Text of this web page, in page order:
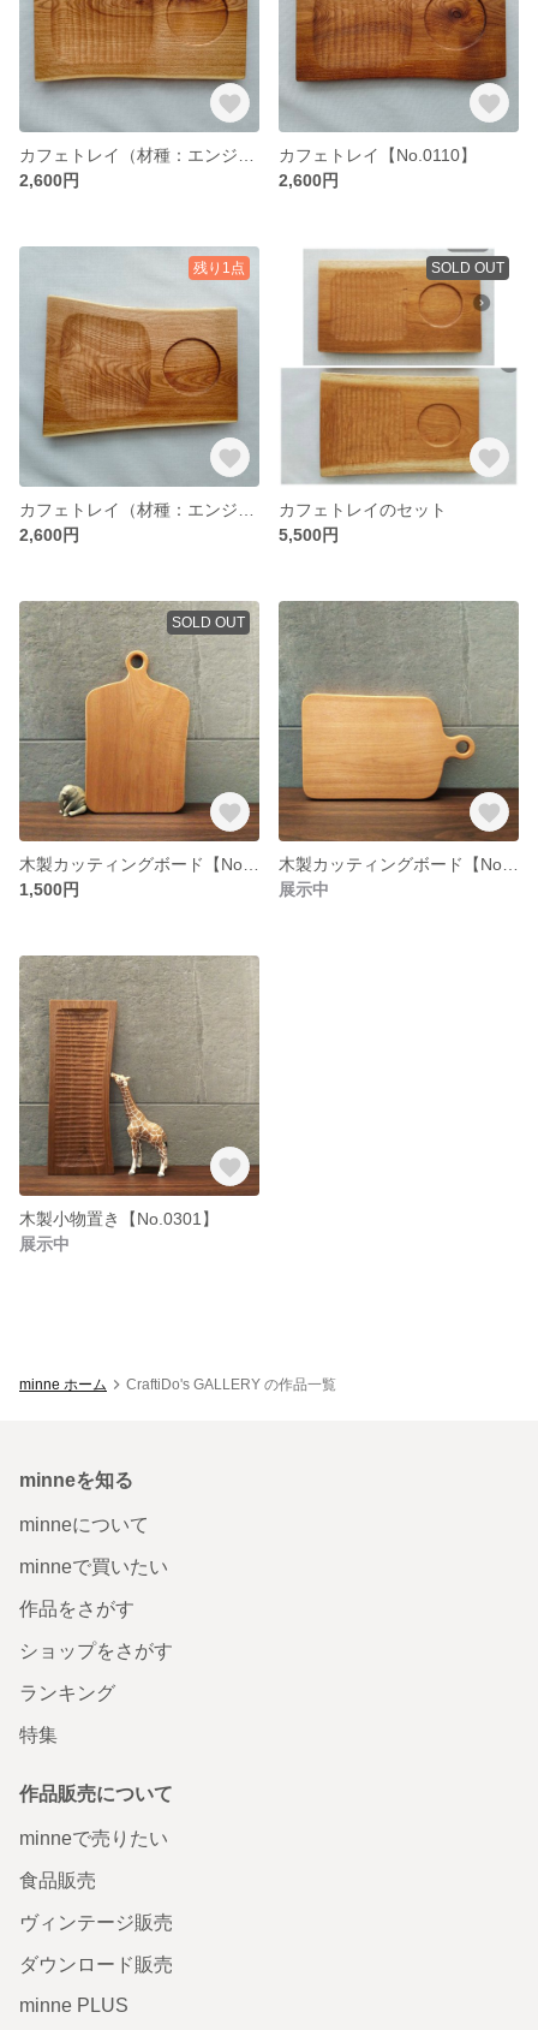
2,600円
カフェトレイ【No.0110】
2,600円
残り1点
2,600円
SOLD OUT
カフェトレイのセット
5,500円
SOLD OUT
1,500円
展示中
木製小物置き【No.0301】
展示中
minne ホーム CraftiDo's GALLERY の作品一覧
minneを知る
minneについて
minneで買いたい
作品をさがす
ショップをさがす
ランキング
特集
作品販売について
minneで売りたい
食品販売
ヴィンテージ販売
ダウンロード販売
minne PLUS